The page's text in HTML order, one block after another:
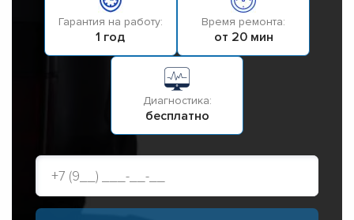
Гарантия на работу:
1 год
Время ремонта:
от 20 мин
Диагностика:
бесплатно